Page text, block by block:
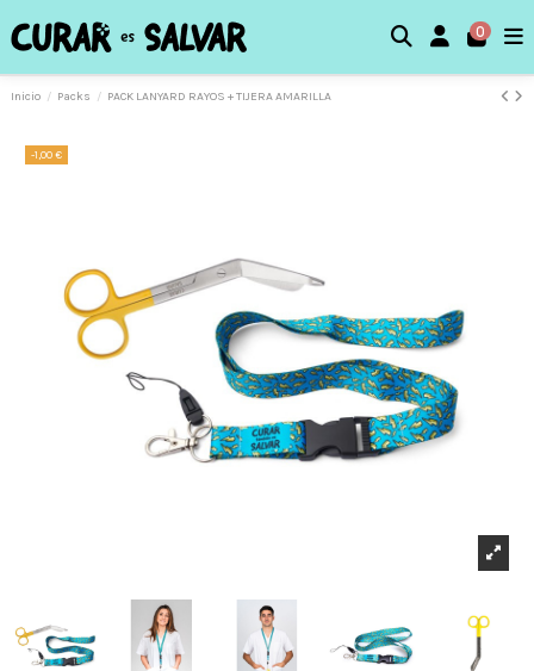
0
Inicio Packs PACK LANYARD RAYOS + TIJERA AMARILLA
-1,00 €